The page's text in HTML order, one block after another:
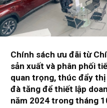
Chính sách ưu đãi từ
sản xuất và phân phối
quan trọng, thúc đẩy
đà tăng để thiết lập
năm 2024 trong tháng